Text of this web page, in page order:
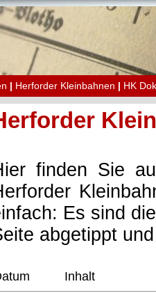
| Herforder Kleinbahnen | HK
finden Sie
Es sind
abgetippt
Inhalt